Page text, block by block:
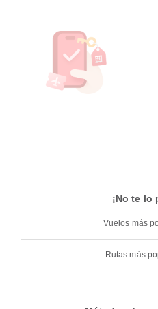
¡No te lo
Vuelos más
Rutas más